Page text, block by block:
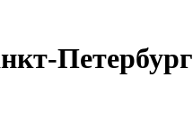
Петербург